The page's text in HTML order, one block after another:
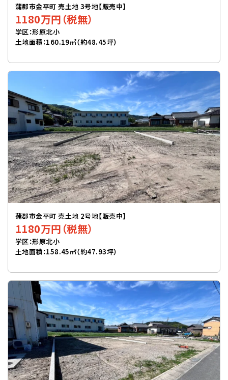
蒲郡市金平町 売土地 3号地【販売中】
1180万円（税無）
学区：形原北小
土地面積：160.19㎡（約48.45坪）
蒲郡市金平町 売土地 2号地【販売中】
1180万円（税無）
学区：形原北小
土地面積：158.45㎡（約47.93坪）